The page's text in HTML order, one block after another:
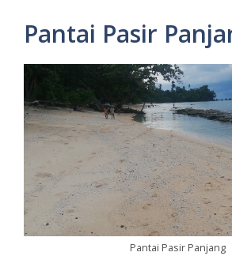
Pantai Pasir
Pantai Pasir Panjang